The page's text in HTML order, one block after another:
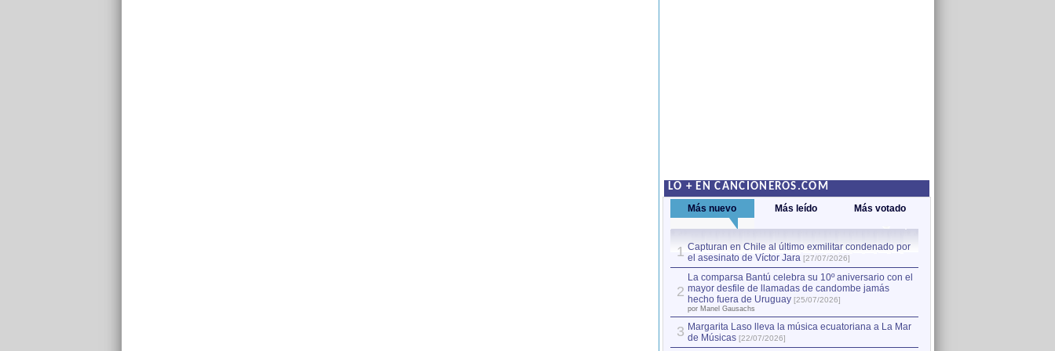
LO + EN CANCIONEROS.COM
Más nuevo Más leído Más votado
1 Capturan en Chile al último exmilitar condenado por
el asesinato de Víctor Jara [27/07/2026]
2
La comparsa Bantú celebra su 10º aniversario con el
mayor desfile de llamadas de candombe jamás
hecho fuera de Uruguay [25/07/2026]
por Manel Gausachs
3 Margarita Laso lleva la música ecuatoriana a La Mar
de Músicas [22/07/2026]